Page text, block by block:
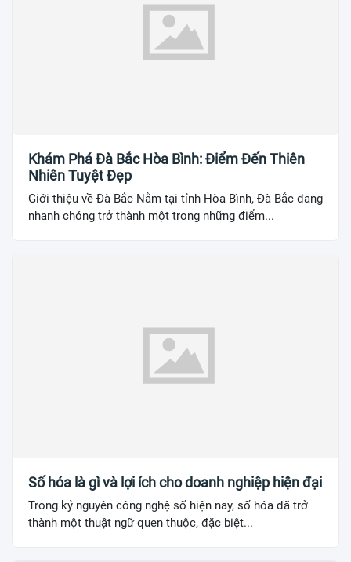
Khám Phá Đà Bắc Hòa Bình: Điểm Đến Thiên
Nhiên Tuyệt Đẹp
Giới thiệu về Đà Bắc Nằm tại tỉnh Hòa Bình, Đà Bắc đang
nhanh chóng trở thành một trong những điểm...
Số hóa là gì và lợi ích cho doanh nghiệp hiện đại
Trong kỷ nguyên công nghệ số hiện nay, số hóa đã trở
thành một thuật ngữ quen thuộc, đặc biệt...